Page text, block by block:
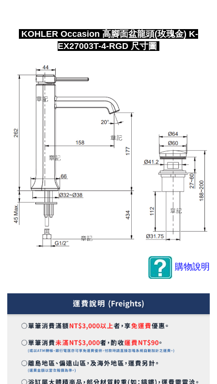
KOHLER Occasion 高腳面盆龍頭(玫瑰金) K-
EX27003T-4-RGD 尺寸圖
購物說明